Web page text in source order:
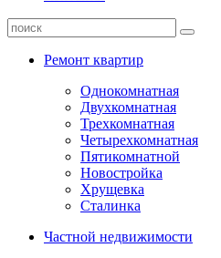
Ремонт квартир
Однокомнатная
Двухкомнатная
Трехкомнатная
Четырехкомнатная
Пятикомнатной
Новостройка
Хрущевка
Сталинка
Частной недвижимости